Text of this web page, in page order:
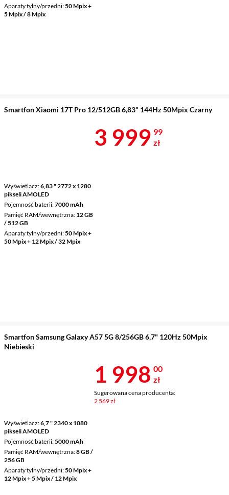
Aparaty tylny/przedni 50 Mpix +
5 Mpix / 8 Mpix
Smartfon Xiaomi 17T Pro 12/512GB 6,83" 144Hz 50Mpix Czarny
Wyświetlacz 6,83 " 2772 x 1280
pikseli AMOLED
Pojemność baterii 7000 mAh
Pamięć RAM/wewnętrzna 12 GB
/ 512 GB
Aparaty tylny/przedni 50 Mpix +
50 Mpix + 12 Mpix / 32 Mpix
Cena 3
3 999 99
zł
Smartfon Samsung Galaxy A57 5G 8/256GB 6,7" 120Hz 50Mpix
Niebieski
Wyświetlacz 6,7 " 2340 x 1080
pikseli AMOLED
Pojemność baterii 5000 mAh
Pamięć RAM/wewnętrzna 8 GB /
256 GB
Aparaty tylny/przedni 50 Mpix +
12 Mpix + 5 Mpix / 12 Mpix
Cena 1 998 zł
1 998 00
zł
Sugerowana cena producenta:
2 569 zł